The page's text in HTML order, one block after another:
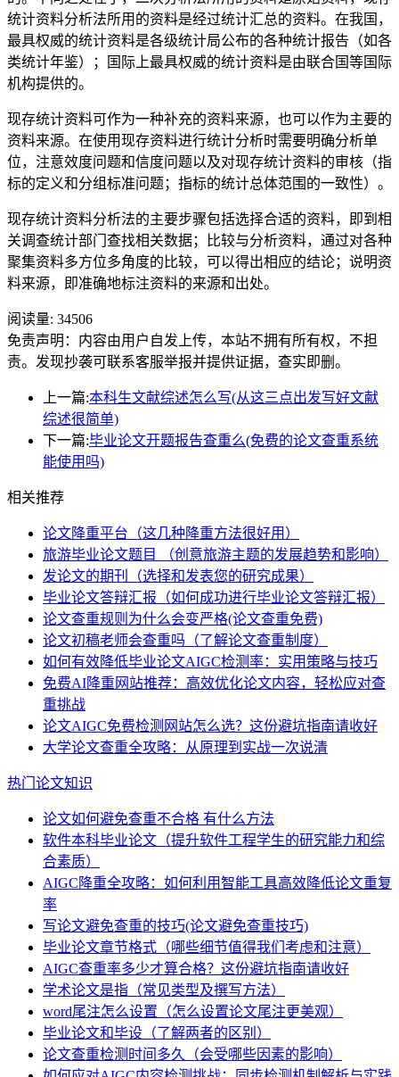
统计资料分析法所用的资料是经过统计汇总的资料。在我国，
最具权威的统计资料是各级统计局公布的各种统计报告（如各
类统计年鉴）；国际上最具权威的统计资料是由联合国等国际
机构提供的。
现存统计资料可作为一种补充的资料来源，也可以作为主要的
资料来源。在使用现存资料进行统计分析时需要明确分析单
位，注意效度问题和信度问题以及对现存统计资料的审核（指
标的定义和分组标准问题；指标的统计总体范围的一致性）。
现存统计资料分析法的主要步骤包括选择合适的资料，即到相
关调查统计部门查找相关数据；比较与分析资料，通过对各种
聚集资料多方位多角度的比较，可以得出相应的结论；说明资
料来源，即准确地标注资料的来源和出处。
阅读量: 34506
免责声明：内容由用户自发上传，本站不拥有所有权，不担
责。发现抄袭可联系客服举报并提供证据，查实即删。
上一篇:本科生文献综述怎么写(从这三点出发写好文献
综述很简单)
下一篇:毕业论文开题报告查重么(免费的论文查重系统
能使用吗)
相关推荐
论文降重平台（这几种降重方法很好用）
旅游毕业论文题目 （创意旅游主题的发展趋势和影响）
发论文的期刊（选择和发表您的研究成果）
毕业论文答辩汇报（如何成功进行毕业论文答辩汇报）
论文查重规则为什么会变严格(论文查重免费)
论文初稿老师会查重吗（了解论文查重制度）
如何有效降低毕业论文AIGC检测率：实用策略与技巧
免费AI降重网站推荐：高效优化论文内容，轻松应对查
重挑战
论文AIGC免费检测网站怎么选？这份避坑指南请收好
大学论文查重全攻略：从原理到实战一次说清
热门论文知识
论文如何避免查重不合格 有什么方法
软件本科毕业论文（提升软件工程学生的研究能力和综
合素质）
AIGC降重全攻略：如何利用智能工具高效降低论文重复
率
写论文避免查重的技巧(论文避免查重技巧)
毕业论文章节格式（哪些细节值得我们考虑和注意）
AIGC查重率多少才算合格？这份避坑指南请收好
学术论文是指（常见类型及撰写方法）
word尾注怎么设置（怎么设置论文尾注更美观）
毕业论文和毕设（了解两者的区别）
论文查重检测时间多久（会受哪些因素的影响）